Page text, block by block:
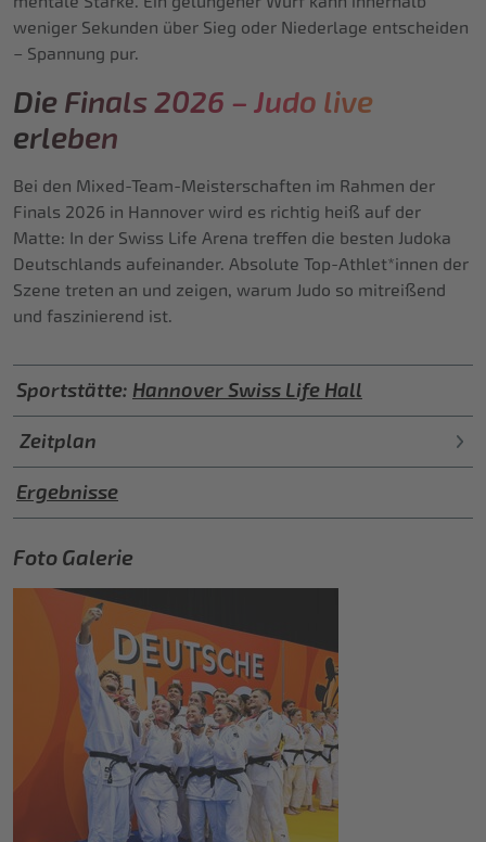
weniger Sekunden über Sieg oder Niederlage entscheiden
– Spannung pur.
Die Finals 2026 – Judo live
erleben
Bei den Mixed-Team-Meisterschaften im Rahmen der
Finals 2026 in Hannover wird es richtig heiß auf der
Matte: In der Swiss Life Arena treffen die besten Judoka
Deutschlands aufeinander. Absolute Top-Athlet*innen der
Szene treten an und zeigen, warum Judo so mitreißend
und faszinierend ist.
Sportstätte: Hannover Swiss Life Hall
Zeitplan
Ergebnisse
Foto Galerie